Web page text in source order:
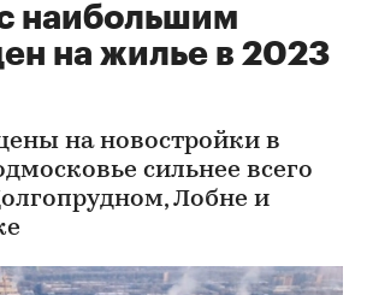
наибольшим
на жилье в 2023
на новостройки в
сильнее всего
Лобне и